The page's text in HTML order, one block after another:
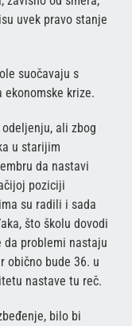
uvek pravo stanje
suočavaju s
ekonomske krize.
ali zbog
u starijim
da nastavi
poziciji
su radili i sada
što školu dovodi
da problemi nastaju
obično bude 36. u
nastave tu reč.
bilo bi